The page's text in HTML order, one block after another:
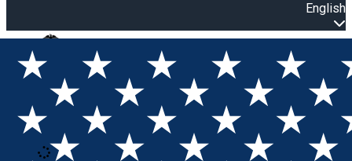
English
Open main menu
Loading